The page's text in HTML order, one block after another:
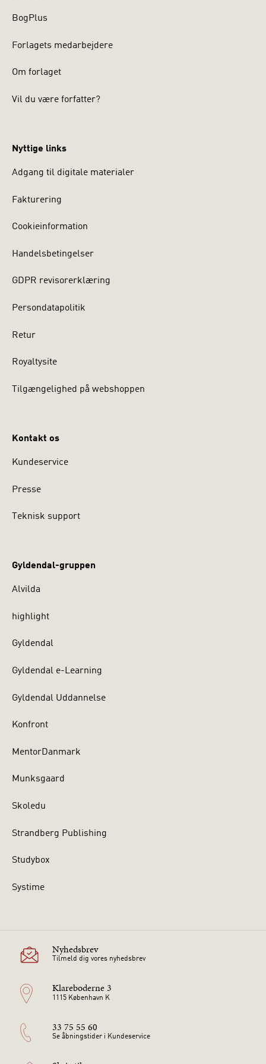
Hovedstadens Psykiatri.
BogPlus
Forlagets medarbejdere
Om forlaget
Vil du være forfatter?
Nyttige links
Adgang til digitale materialer
Fakturering
Cookieinformation
Handelsbetingelser
GDPR revisorerklæring
Persondatapolitik
Retur
Royaltysite
Tilgængelighed på webshoppen
Kontakt os
Kundeservice
Presse
Teknisk support
Gyldendal-gruppen
Alvilda
highlight
Gyldendal
Gyldendal e-Learning
Gyldendal Uddannelse
Konfront
MentorDanmark
Munksgaard
Skoledu
Strandberg Publishing
Studybox
Systime
Nyhedsbrev
Tilmeld dig vores nyhedsbrev
Klareboderne 3
1115 København K
33 75 55 60
Se åbningstider i Kundeservice